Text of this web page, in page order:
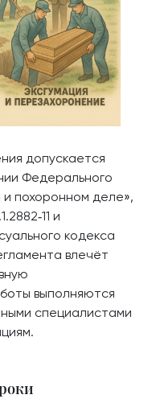
допускается
Федерального
похоронном деле»,
и
кодекса
влечёт
выполняются
специалистами